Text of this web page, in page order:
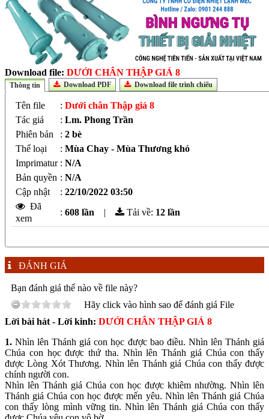
Download file: DƯỚI CHÂN THẬP GIÁ 8
Thông tin Download PDF Download file trình chiếu
Tên file : Dưới chân Thập giá 8
Tác giả
: Lm. Phong Trần
Phiên bản
: 2 bè
Thể loại
: Mùa Chay - Mùa Thương khó
Imprimatur : N/A
Bản quyền : N/A
Cập nhật
: 22/10/2022 03:50
Đã
xem
: 608 lần Tải về: 12 lần
ĐÁNH GIÁ
Bạn đánh giá thế nào về file này?
Hãy click vào hình sao để đánh giá File
Lời bài hát - Lời kinh: DƯỚI CHÂN THẬP GIÁ 8
1.Nhìn lên Thánh giá con học được bao điều. Nhìn lên Thánh giá
Chúa con học được thứ tha. Nhìn lên Thánh giá Chúa con thấy
được Lòng Xót Thương. Nhìn lên Thánh giá Chúa con thấy được
chính người con.
Nhìn lên Thánh giá Chúa con học được khiêm nhường. Nhìn lên
Thánh giá Chúa con học được mến yêu. Nhìn lên Thánh giá Chúa
con thấy lòng mình vững tin. Nhìn lên Thánh giá Chúa con thấy